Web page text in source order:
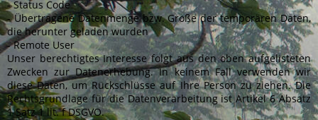
- Status Code
- Übertragene Datenmenge bzw. Größe der temporären Daten,
die herunter geladen wurden
- Remote User
Unser berechtigtes Interesse folgt aus den oben aufgelisteten
Zwecken zur Datenerhebung. In keinem Fall verwenden wir
diese Daten, um Rückschlüsse auf Ihre Person zu ziehen. Die
Rechtsgrundlage für die Datenverarbeitung ist Artikel 6 Absatz
1 Satz 1 lit. f DSGVO.